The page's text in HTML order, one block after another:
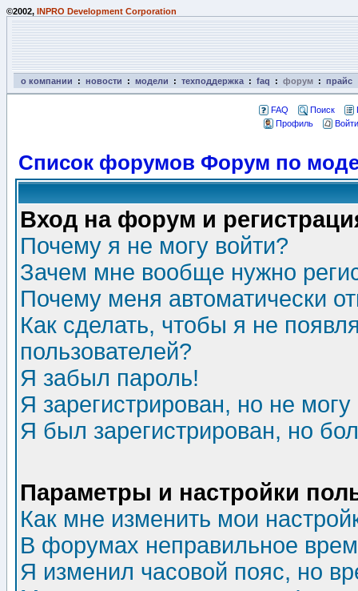
©2002, INPRO Development Corporation
о компании : новости : модели : техподдержка : faq : форум : прайс
FAQ Поиск
Профиль
Список форумов Форум по
Вход на форум и
Почему я не могу войти?
Зачем мне вообще нужно
Почему меня автоматически
Как сделать, чтобы я не
пользователей?
Я забыл пароль!
Я зарегистрирован, но не могу
Я был зарегистрирован, но
Параметры и настройки
Как мне изменить мои
В форумах неправильное
Я изменил часовой пояс, но